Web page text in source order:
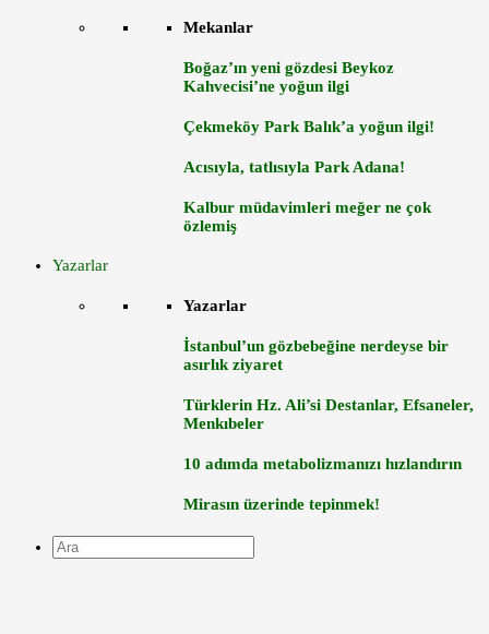
Mekanlar
Boğaz’ın yeni gözdesi Beykoz
Kahvecisi’ne yoğun ilgi
Çekmeköy Park Balık’a yoğun ilgi!
Acısıyla, tatlısıyla Park Adana!
Kalbur müdavimleri meğer ne çok
özlemiş
Yazarlar
Yazarlar
İstanbul’un gözbebeğine nerdeyse bir
asırlık ziyaret
Türklerin Hz. Ali’si Destanlar, Efsaneler,
Menkıbeler
10 adımda metabolizmanızı hızlandırın
Mirasın üzerinde tepinmek!